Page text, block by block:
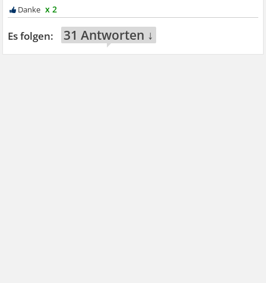
x 2
31 Antworten ↓